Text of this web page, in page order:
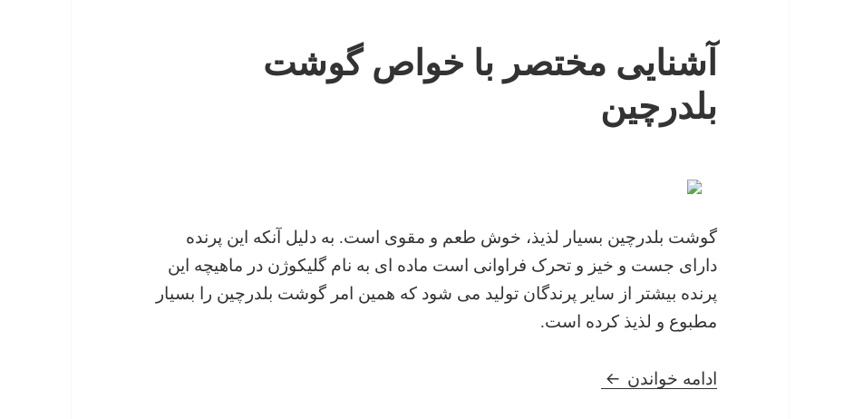
آشنایی مختصر با خواص گوشت
بلدرچین
گوشت بلدرچین بسیار لذیذ، خوش طعم و مقوی است. به دلیل آنکه این پرنده
دارای جست و خیز و تحرک فراوانی است ماده ای به نام گلیکوژن در ماهیچه این
پرنده بیشتر از سایر پرندگان تولید می شود که همین امر گوشت بلدرچین را بسیار
مطبوع و لذیذ کرده است.
ادامه خواندن آشنایی مختصر با خواص گوشت بلدرچین